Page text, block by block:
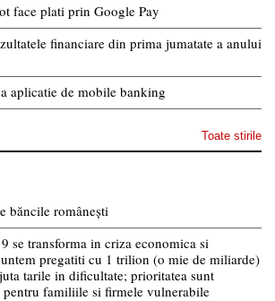
face plati prin Google Pay
financiare din prima jumatate a anului
aplicatie de mobile banking
Toate stirile
băncile românești
se transforma in criza economica si
pregatiti cu 1 trilion (o mie de miliarde)
tarile in dificultate; prioritatea sunt
pentru familiile si firmele vulnerabile